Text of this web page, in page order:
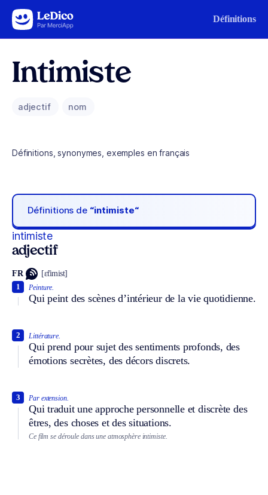
Aller au contenu Définitions
Intimiste
adjectif nom
Définitions, synonymes, exemples en français
Définitions de “intimiste“
intimiste
adjectif
FR [ɛ̃timist]
Peinture.
Qui peint des scènes d’intérieur de la vie quotidienne.
1
Littérature.
Qui prend pour sujet des sentiments profonds, des
émotions secrètes, des décors discrets.
2
Par extension.
Qui traduit une approche personnelle et discrète des
êtres, des choses et des situations.
3
Ce film se déroule dans une atmosphère intimiste.